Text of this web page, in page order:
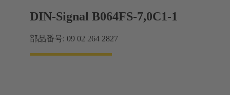
DIN-Signal B064FS-7,0C1-1
部品番号: 09 02 264 2827